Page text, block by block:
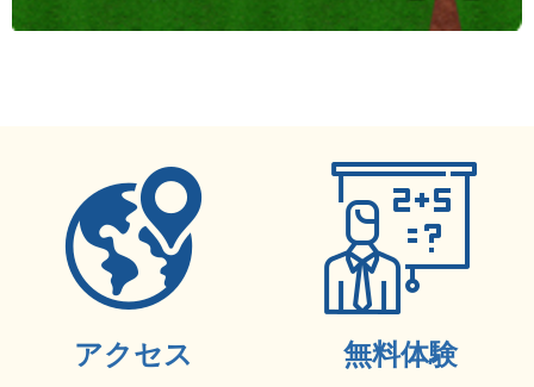
アクセス 無料体験